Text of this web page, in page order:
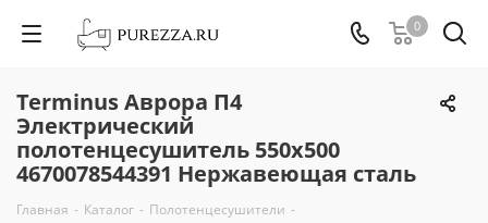
0
Terminus Аврора П4
Электрический
полотенцесушитель 550х500
4670078544391 Нержавеющая сталь
Главная - Каталог - Полотенцесушители -